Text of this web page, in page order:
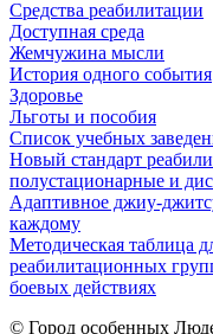
Средства реабилитации
Доступная среда
Жемчужина мысли
История одного события
Здоровье
Льготы и пособия
Список учебных
Новый стандарт
полустационарные и
Адаптивное джиу-
каждому
Методическая таблица
реабилитационных
боевых действиях
© Город особенных